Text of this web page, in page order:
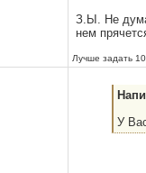
З.Ы. Не
нем
Лучше задать
У